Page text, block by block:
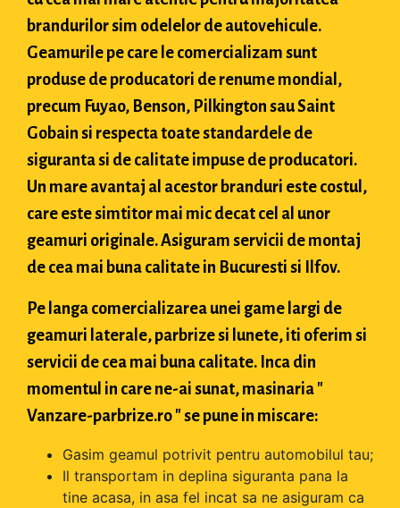
brandurilor sim odelelor de autovehicule.
Geamurile pe care le comercializam sunt
produse de producatori de renume mondial,
precum Fuyao, Benson, Pilkington sau Saint
Gobain si respecta toate standardele de
siguranta si de calitate impuse de producatori.
Un mare avantaj al acestor branduri este costul,
care este simtitor mai mic decat cel al unor
geamuri originale. Asiguram servicii de montaj
de cea mai buna calitate in Bucuresti si Ilfov.
Pe langa comercializarea unei game largi de
geamuri laterale, parbrize si lunete, iti oferim si
servicii de cea mai buna calitate. Inca din
momentul in care ne-ai sunat, masinaria "
Vanzare-parbrize.ro " se pune in miscare:
Gasim geamul potrivit pentru automobilul tau;
Il transportam in deplina siguranta pana la
tine acasa, in asa fel incat sa ne asiguram ca